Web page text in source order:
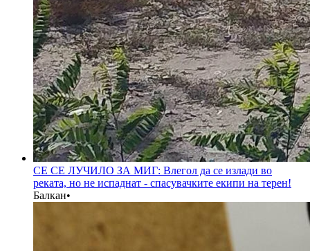
СЕ СЕ ЛУЧИЛО ЗА МИГ: Влегол да се излади во
реката, но не испаднат - спасувачките екипи на терен!
Балкан•